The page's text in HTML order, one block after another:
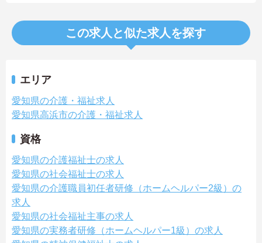
この求人と似た求人を探す
エリア
愛知県の介護・福祉求人
愛知県高浜市の介護・福祉求人
資格
愛知県の介護福祉士の求人
愛知県の社会福祉士の求人
愛知県の介護職員初任者研修（ホームヘルパー2級）の
求人
愛知県の社会福祉主事の求人
愛知県の実務者研修（ホームヘルパー1級）の求人